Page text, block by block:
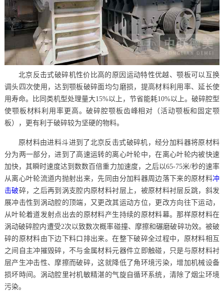
北京反击式破碎机性价比高的原因运动特性优越、颚板可以互换
调头四次使用，达到颚板破碎面均匀磨损，提高材料利用率、延长使
用寿命。比同类机型处理量大15%以上，节省能耗10%以上。破碎腔型
使颚板材料利用率更高。破碎腔颚板齿峰相对（活动颚板和固定颚
板），更有利于破碎较为坚硬的物料。
原材料由进料斗进到了北京反击式破碎机，经分加料器将原材料
分为两一部分，进到了高速运转的离心叶轮中，在离心叶轮内被快速
加快，其瞬时速度达到数数百倍重力加速度，之后以65-75米/秒的速率
从离心叶轮流道内抛射出来，先同由分加料器周边落下来的原材料冲
击破碎，之后再到涡支腔内原材料衬层上，被原材料衬层反跳，斜发
展冲击性到涡动腔的顶端，又更改其运动方位，更改方向往下运动，
从叶轮着道发射点出去的原材料产生持续的原材料幕。那样原材料在
涡动破碎腔内遭受2次以致数次概率碰撞、摩擦和碾磨破碎功效。被破
碎的原材料由下边下料口排出来。在整下破碎全过程中，原材料相互
之间自主冲摧毁碎，不与金属材料元器件立即触碰，只是与原材料衬
层产生冲击性、摩擦而破碎，这就降低了角环境污染，增加机械设备
损坏時间。涡动腔里衬机敏精湛的气旋自循环系统，清除了烟尘环境
污染。